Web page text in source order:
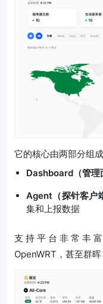
它的核心由两部分组成
Dashboard（管理
Agent（探针客户
集和上报数据
支持平台非常丰
OpenWRT，甚至群晖